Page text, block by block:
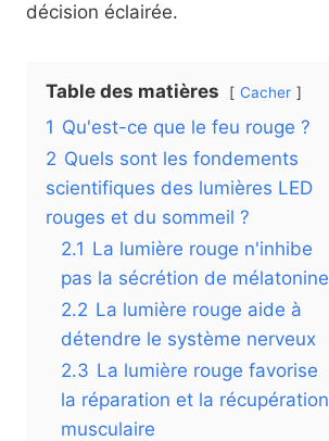
décision éclairée.
Table des matières Cacher
1 Qu'est-ce que le feu rouge ?
2 Quels sont les fondements
scientifiques des lumières LED
rouges et du sommeil ?
2.1 La lumière rouge n'inhibe
pas la sécrétion de mélatonine
2.2 La lumière rouge aide à
détendre le système nerveux
2.3 La lumière rouge favorise
la réparation et la récupération
musculaire